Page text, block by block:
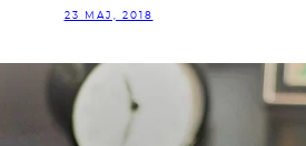
23 MAJ, 2018